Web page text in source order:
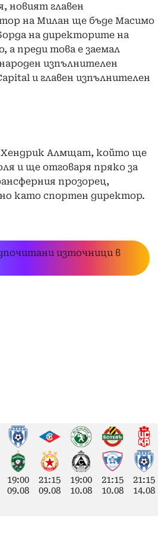
новият главен
на Милан ще бъде Масимо
на директорите на
а преди това е заемал
изпълнителен
и главен изпълнителен
Алмщат, който ще
и ще отговаря пряко за
прозорец,
като спортен директор.
източници в
19:00
09.08
21:15
09.08
19:00
10.08
21:15
10.08
21:15
14.08